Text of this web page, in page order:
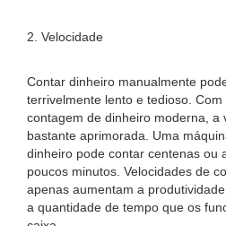
2. Velocidade
Contar dinheiro manualmente
terrivelmente lento e tedioso.
contagem de dinheiro moderna, a
bastante aprimorada. Uma
dinheiro pode contar centenas ou
poucos minutos. Velocidades de
apenas aumentam a
a quantidade de tempo que os